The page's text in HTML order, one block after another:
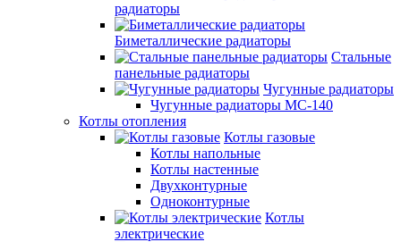
радиаторы
Биметаллические радиаторы
Стальные
панельные радиаторы
Чугунные радиаторы
Чугунные радиаторы МС-140
Котлы отопления
Котлы газовые
Котлы напольные
Котлы настенные
Двухконтурные
Одноконтурные
Котлы
электрические